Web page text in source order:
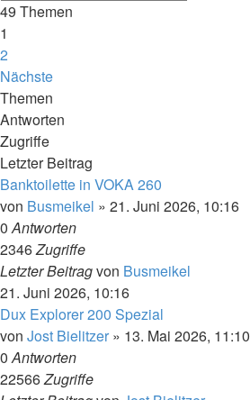
49 Themen
1
2
Nächste
Themen
Antworten
Zugriffe
Letzter Beitrag
Banktoilette in VOKA 260
von Busmeikel » 21. Juni 2026, 10:16
0Antworten
2346Zugriffe
Letzter Beitragvon Busmeikel
21. Juni 2026, 10:16
Dux Explorer 200 Spezial
von Jost Bielitzer » 13. Mai 2026, 11:10
0Antworten
22566Zugriffe